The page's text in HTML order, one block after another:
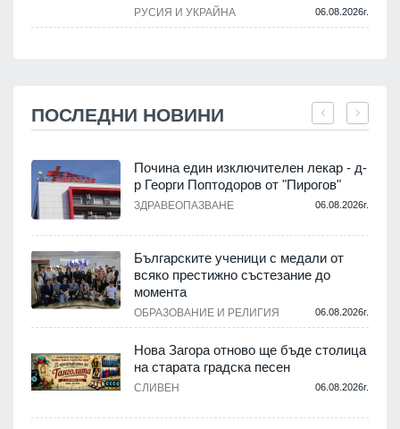
РУСИЯ И УКРАЙНА 06.08.2026г.
ПОСЛЕДНИ НОВИНИ
Почина един изключителен лекар - д-
р Георги Поптодоров от "Пирогов"
ЗДРАВЕОПАЗВАНЕ 06.08.2026г.
Българските ученици с медали от
всяко престижно състезание до
момента
ОБРАЗОВАНИЕ И РЕЛИГИЯ 06.08.2026г.
Нова Загора отново ще бъде столица
на старата градска песен
СЛИВЕН 06.08.2026г.